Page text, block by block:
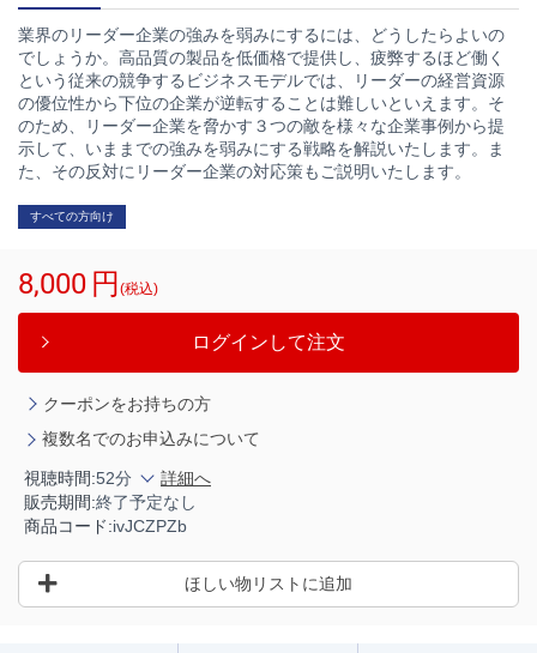
業界のリーダー企業の強みを弱みにするには、どうしたらよいの
でしょうか。高品質の製品を低価格で提供し、疲弊するほど働く
という従来の競争するビジネスモデルでは、リーダーの経営資源
の優位性から下位の企業が逆転することは難しいといえます。そ
のため、リーダー企業を脅かす３つの敵を様々な企業事例から提
示して、いままでの強みを弱みにする戦略を解説いたします。ま
た、その反対にリーダー企業の対応策もご説明いたします。
すべての方向け
8,000 円 (税込)
ログインして注文
クーポンをお持ちの方
複数名でのお申込みについて
視聴時間:52分
詳細へ
販売期間:終了予定なし
商品コード:ivJCZPZb
ほしい物リストに追加